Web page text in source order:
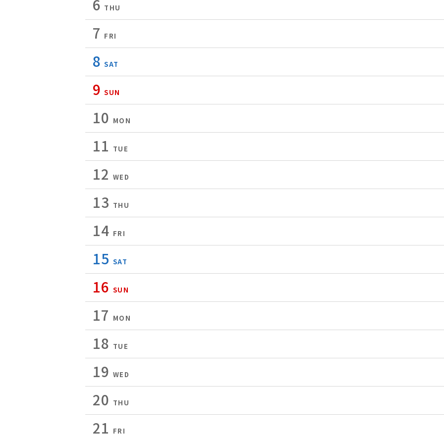
6 THU
7 FRI
8 SAT
9 SUN
10 MON
11 TUE
12 WED
13 THU
14 FRI
15 SAT
16 SUN
17 MON
18 TUE
19 WED
20 THU
21 FRI